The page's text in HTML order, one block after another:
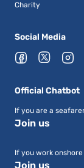
Charity
Social Media
Official Chatbot
If you are a
Join us
If you work
Join us